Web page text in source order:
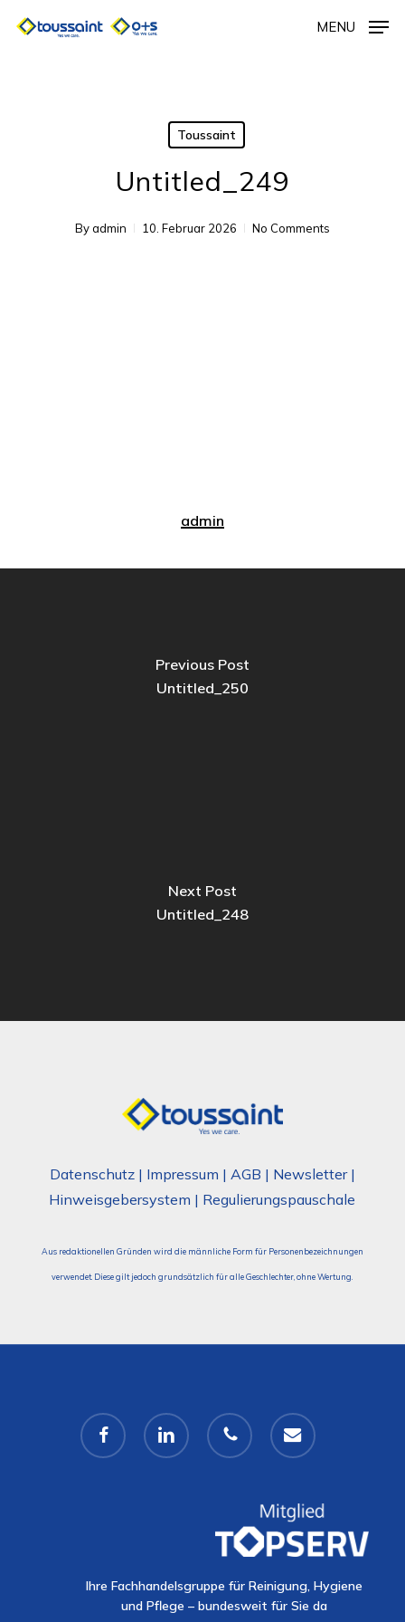
MENU
Toussaint
Untitled_249
Byadmin 10. Februar 2026 No Comments
admin
Previous Post
Untitled_250
Next Post
Untitled_248
Datenschutz| Impressum | AGB | Newsletter|
Hinweisgebersystem | Regulierungspauschale
Aus redaktionellen Gründen wird die männliche Form für Personenbezeichnungen
verwendet. Diese gilt jedoch grundsätzlich für alle Geschlechter, ohne Wertung.
facebook linkedin phone email
Ihre Fachhandelsgruppe für Reinigung, Hygiene
und Pflege – bundesweit für Sie da